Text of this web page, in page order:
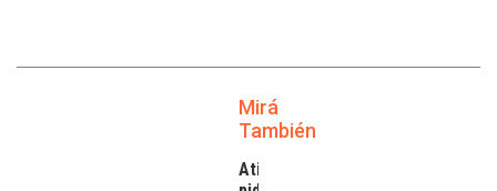
Mirá
También
Atilra